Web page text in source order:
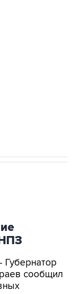
Губернатор
сообщил